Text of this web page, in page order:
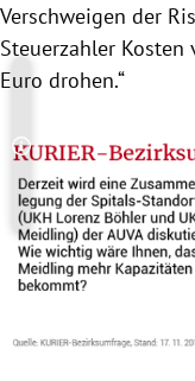
Verschweigen der
Steuerzahler
Euro drohen.“
Copyright-